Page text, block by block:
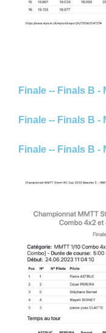
Finale -- Finals B -
Finale -- Finals B -
Finale -- Finals B -